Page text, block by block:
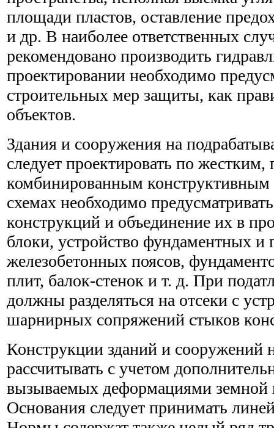
площади пластов, оставление
и др. В наиболее ответственных
рекомендовано производить
проектировании необходимо
строительных мер защиты, как
объектов.
Здания и сооружения на
следует проектировать по
комбинированным
схемах необходимо
конструкций и объединение их в
блоки, устройство фундаментных и
железобетонных поясов,
плит, балок-стенок и т. д. При
должны разделяться на отсеки с
шарнирных сопряжений стыков
Конструкции зданий и сооружений
рассчитывать с учетом
вызываемых деформациями земной
Основания следует принимать